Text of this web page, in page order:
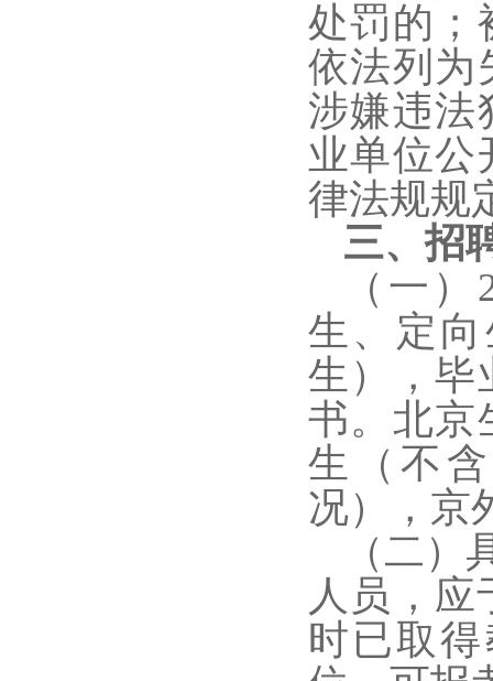
处罚的；
依法列为
涉嫌违法
业单位公
律法规规
三、招
（一）
生、定
生）
，
书。北京
生（不
况），京
（二
人员，
时已取